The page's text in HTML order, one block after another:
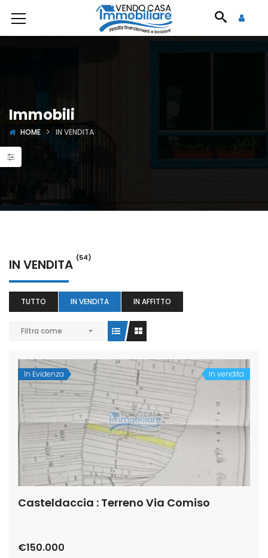
Immobili
HOME IN VENDITA
IN VENDITA (54)
TUTTO IN VENDITA IN AFFITTO
Filtra come
In Evidenza In vendita
Casteldaccia : Terreno Via Comiso
€150.000